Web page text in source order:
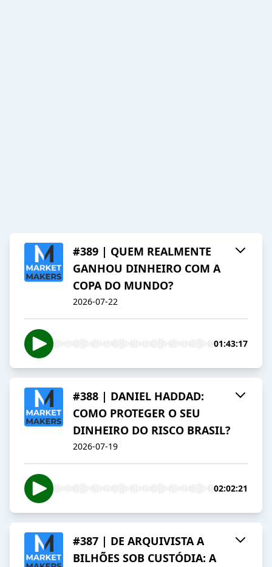
#389 | QUEM REALMENTE
GANHOU DINHEIRO COM A
COPA DO MUNDO?
2026-07-22
01:43:17
#388 | DANIEL HADDAD:
COMO PROTEGER O SEU
DINHEIRO DO RISCO BRASIL?
2026-07-19
02:02:21
#387 | DE ARQUIVISTA A
BILHÕES SOB CUSTÓDIA: A